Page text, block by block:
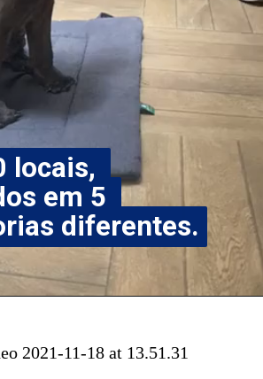
locais,
em 5
diferentes.
locais,
em 5
diferentes.
2021-11-18 at 13.51.31